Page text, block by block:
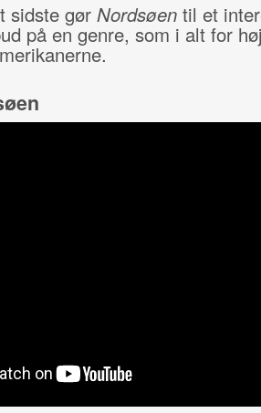
sidste gør Nordsøentil et
på en genre, som i alt for